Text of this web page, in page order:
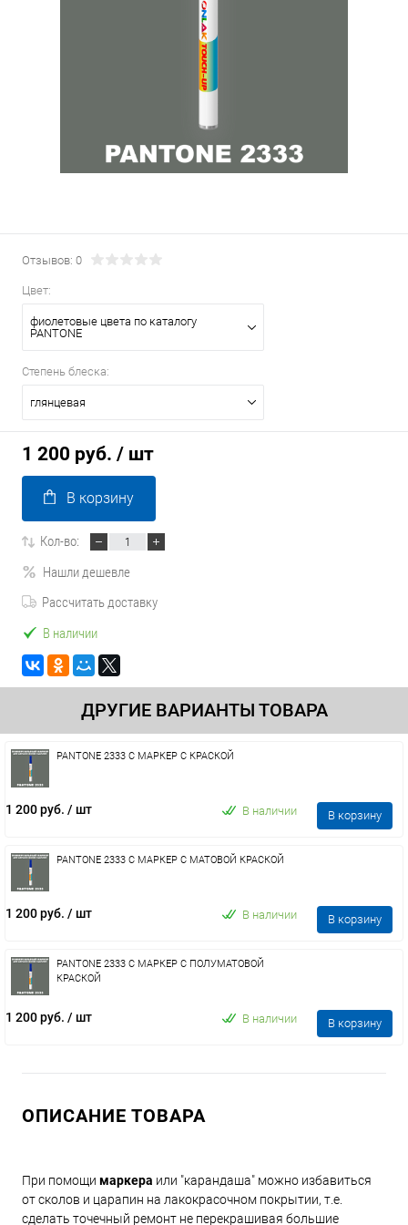
Отзывов: 0
Цвет:
фиолетовые цвета по каталогу
PANTONE
Степень блеска:
глянцевая
1 200 руб. / шт
В корзину
Кол-во:
Нашли дешевле
Рассчитать доставку
В наличии
ДРУГИЕ ВАРИАНТЫ ТОВАРА
PANTONE 2333 C МАРКЕР С КРАСКОЙ
1 200 руб. / шт В наличии В корзину
PANTONE 2333 C МАРКЕР С МАТОВОЙ КРАСКОЙ
1 200 руб. / шт В наличии В корзину
PANTONE 2333 C МАРКЕР С ПОЛУМАТОВОЙ
КРАСКОЙ
1 200 руб. / шт В наличии В корзину
ОПИСАНИЕ ТОВАРА
При помощи маркера или "карандаша" можно избавиться
от сколов и царапин на лакокрасочном покрытии, т.е.
сделать точечный ремонт не перекрашивая большие